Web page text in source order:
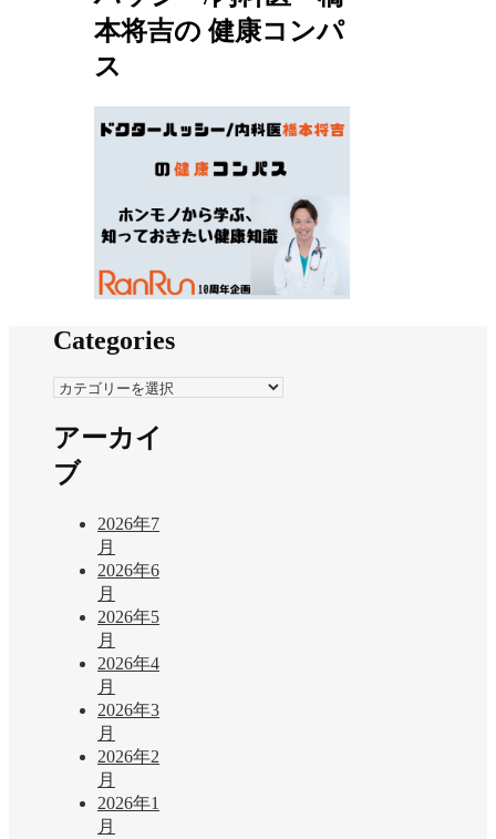
本将吉の 健康コンパ
ス
Categories
Categories
アーカイ
ブ
2026年7
月
2026年6
月
2026年5
月
2026年4
月
2026年3
月
2026年2
月
2026年1
月